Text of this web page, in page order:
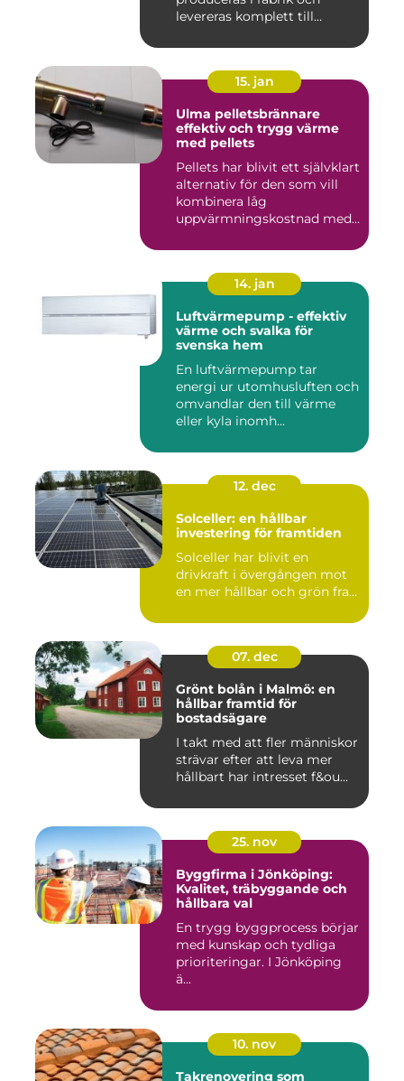
levereras komplett till
15. jan
Ulma pelletsbrännare
effektiv och trygg värme
med pellets
Pellets har blivit ett självklart
alternativ för den som vill
kombinera låg
uppvärmningskostnad med
14. jan
Luftvärmepump - effektiv
värme och svalka för
svenska hem
En luftvärmepump tar
energi ur utomhusluften och
omvandlar den till värme
eller kyla inomh...
12. dec
Solceller: en hållbar
investering för framtiden
Solceller har blivit en
drivkraft i övergången mot
en mer hållbar och grön fra...
07. dec
Grönt bolån i Malmö: en
hållbar framtid för
bostadsägare
I takt med att fler människor
strävar efter att leva mer
hållbart har intresset f&ou...
25. nov
Byggfirma i Jönköping:
Kvalitet, träbyggande och
hållbara val
En trygg byggprocess börjar
med kunskap och tydliga
prioriteringar. I Jönköping
ä...
10. nov
Takrenovering som